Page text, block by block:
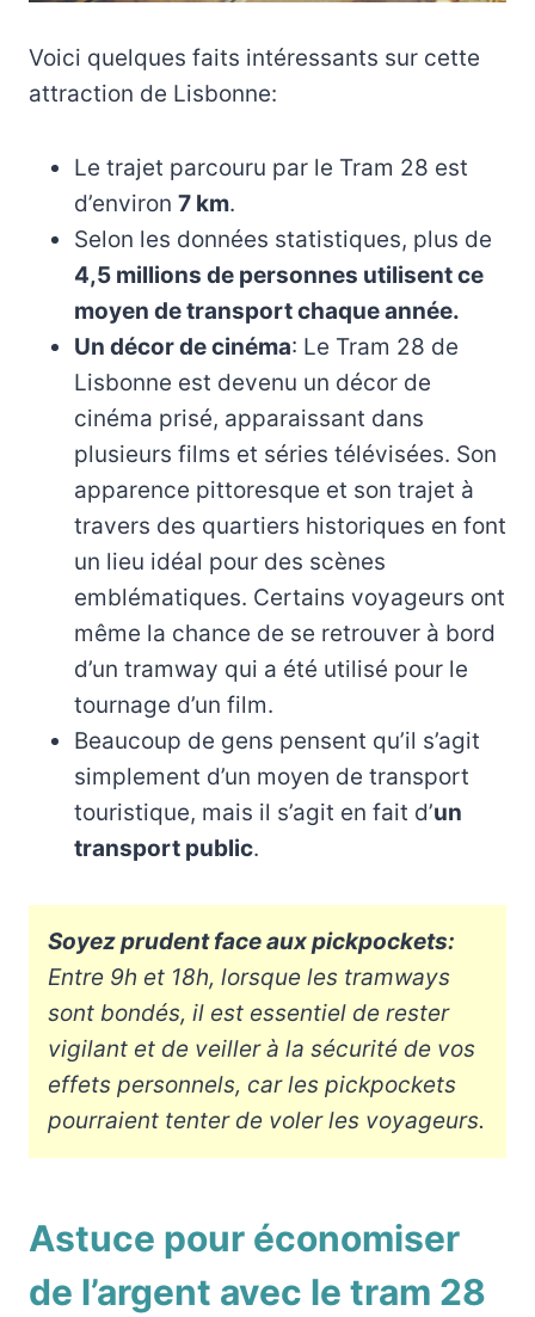
Voici quelques faits intéressants sur cette
attraction de Lisbonne:
Le trajet parcouru par le Tram 28 est
d’environ 7 km.
Selon les données statistiques, plus de
4,5 millions de personnes utilisent ce
moyen de transport chaque année.
Un décor de cinéma: Le Tram 28 de
Lisbonne est devenu un décor de
cinéma prisé, apparaissant dans
plusieurs films et séries télévisées. Son
apparence pittoresque et son trajet à
travers des quartiers historiques en font
un lieu idéal pour des scènes
emblématiques. Certains voyageurs ont
même la chance de se retrouver à bord
d’un tramway qui a été utilisé pour le
tournage d’un film.
Beaucoup de gens pensent qu’il s’agit
simplement d’un moyen de transport
touristique, mais il s’agit en fait d’un
transport public.
Soyez prudent face aux pickpockets:
Entre 9h et 18h, lorsque les tramways
sont bondés, il est essentiel de rester
vigilant et de veiller à la sécurité de vos
effets personnels, car les pickpockets
pourraient tenter de voler les voyageurs.
Astuce pour économiser
de l’argent avec le tram 28